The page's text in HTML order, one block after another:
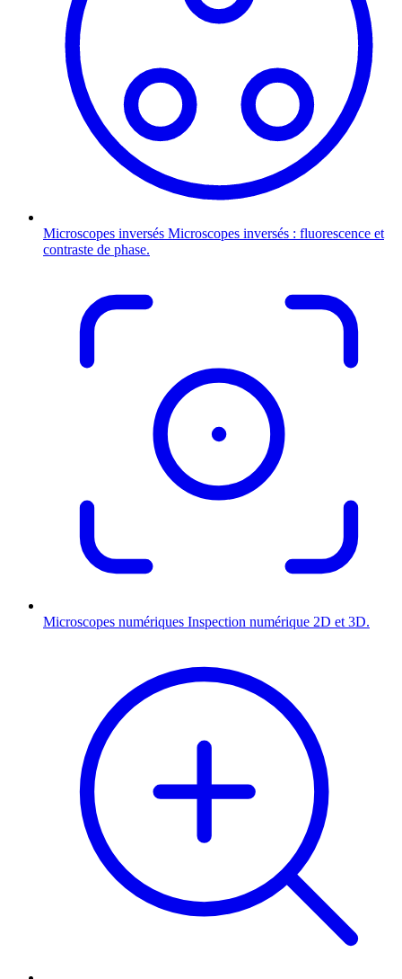
Microscopes inversés Microscopes inversés : fluorescence et
contraste de phase.
Microscopes numériques Inspection numérique 2D et 3D.